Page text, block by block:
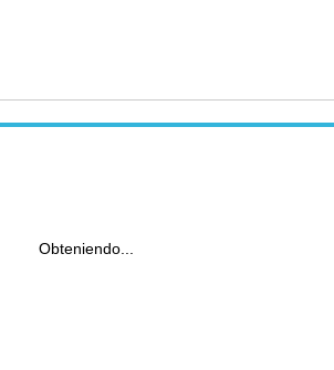
Obteniendo...